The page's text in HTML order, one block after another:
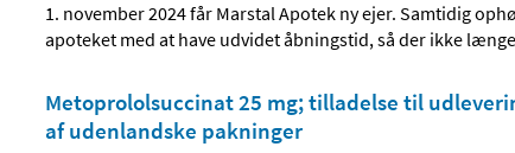
1. november 2024 får Marstal Apotek ny ejer. Samtidig
apoteket med at have udvidet åbningstid, så der ikke
Metoprololsuccinat 25 mg; tilladelse til
af udenlandske pakninger